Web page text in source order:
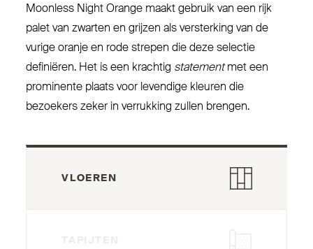
Moonless Night Orange maakt gebruik van een rijk
palet van zwarten en grijzen als ver­sterking van de
vurige oranje en rode strepen die deze selectie
definiëren. Het is een krachtig statementmet een
pro­minente plaats voor levendige kleuren die
bezoekers zeker in ver­rukking zullen brengen.
VLOEREN